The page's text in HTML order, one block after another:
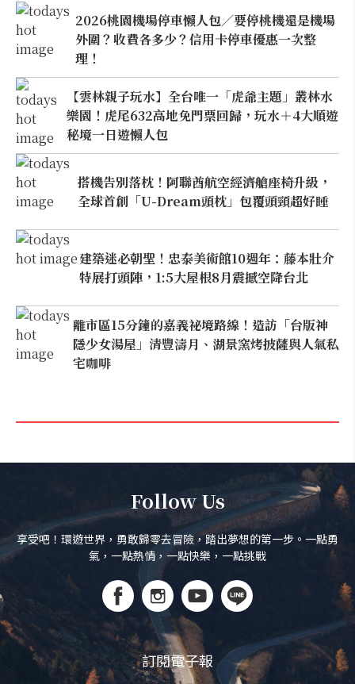
2026桃園機場停車懶人包／要停桃機還是機場
外圍？收費各多少？信用卡停車優惠一次整
理！
【雲林親子玩水】全台唯一「虎爺主題」叢林水
樂園！虎尾632高地免門票回歸，玩水＋4大順遊
秘境一日遊懶人包
搭機告別落枕！阿聯酋航空經濟艙座椅升級，
全球首創「U-Dream頭枕」包覆頭頸超好睡
建築迷必朝聖！忠泰美術館10週年：藤本壯介
特展打頭陣，1:5大屋根8月震撼空降台北
離市區15分鐘的嘉義祕境路線！造訪「台版神
隱少女湯屋」清豐濤月、湖景窯烤披薩與人氣私
宅咖啡
Follow Us
享受吧！環遊世界，勇敢歸零去冒險，踏出夢想的第一步。一點勇
氣，一點熱情，一點快樂，一點挑戰
訂閱電子報